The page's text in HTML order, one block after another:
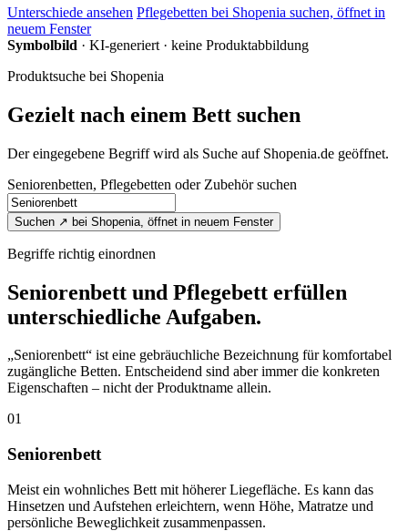
Unterschiede ansehen Pflegebetten bei Shopenia suchen, öffnet in
neuem Fenster
Symbolbild · KI-generiert · keine Produktabbildung
Produktsuche bei Shopenia
Gezielt nach einem Bett suchen
Der eingegebene Begriff wird als Suche auf Shopenia.de geöffnet.
Seniorenbetten, Pflegebetten oder Zubehör suchen
Suchen ↗ bei Shopenia, öffnet in neuem Fenster
Begriffe richtig einordnen
Seniorenbett und Pflegebett erfüllen
unterschiedliche Aufgaben.
„Seniorenbett“ ist eine gebräuchliche Bezeichnung für komfortabel
zugängliche Betten. Entscheidend sind aber immer die konkreten
Eigenschaften – nicht der Produktname allein.
01
Seniorenbett
Meist ein wohnliches Bett mit höherer Liegefläche. Es kann das
Hinsetzen und Aufstehen erleichtern, wenn Höhe, Matratze und
persönliche Beweglichkeit zusammenpassen.